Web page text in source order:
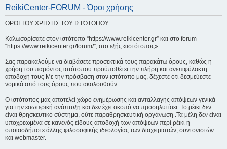
ReikiCenter-FORUM - Όροι χρήσης
ΟΡΟΙ ΤΟΥ ΧΡΗΣΗΣ ΤΟΥ ΙΣΤΌΤΟΠΟΥ
Καλωσορίσατε στον ιστότοπο “https://www.reikicenter.gr” και στο forum
“https://www.reikicenter.gr/forum/”, στο εξής «ιστότοπος».
Σας παρακαλούμε να διαβάσετε προσεκτικά τους παρακάτω όρους, καθώς η
χρήση του παρόντος ιστότοπου προϋποθέτει την πλήρη και ανεπιφύλακτη
αποδοχή τους Με την πρόσβαση στον ιστότοπο μας, δέχεστε ότι δεσμεύεστε
νομικά από τους όρους που ακολουθούν.
Ο ιστότοπος μας αποτελεί χώρο ενημέρωσης και ανταλλαγής απόψεων γενικά
για την εσωτερική ανάπτυξη και δεν έχει σκοπό να προσηλυτίσει. To ρέικι δεν
είναι θρησκευτικό σύστημα, ούτε παραθρησκευτική οργάνωση .Τα μέλη δεν είναι
υποχρεωμένα σε κανενός είδους αποδοχή των απόψεων περί ρέικι ή
οποιασδήποτε άλλης φιλοσοφικής ιδεολογίας των διαχειριστών, συντονιστών
και webmaster.